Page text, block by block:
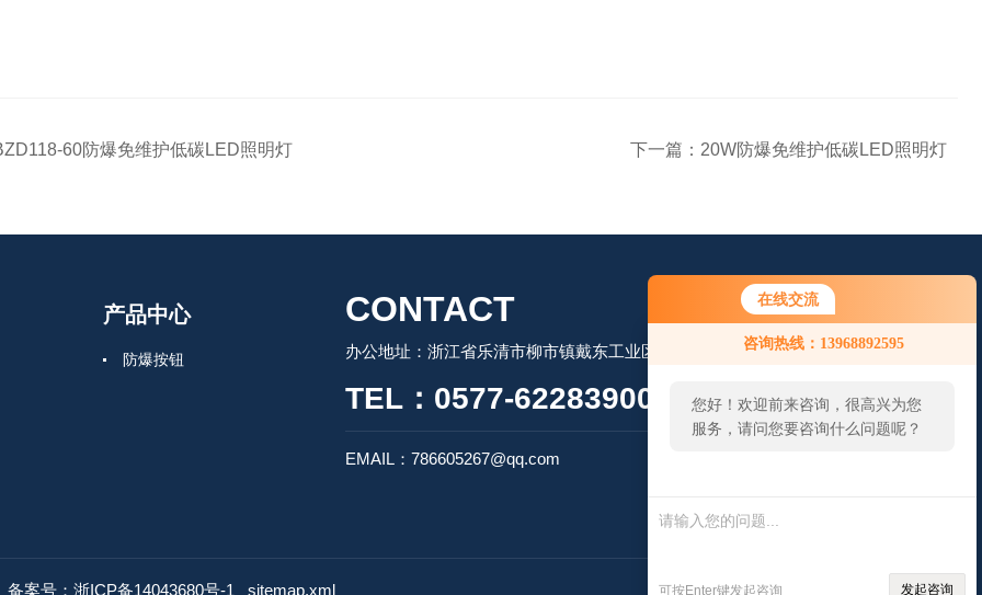
在线交流
咨询热线：13968892595
您好！欢迎前来咨询，很高兴为您
服务，请问您要咨询什么问题呢？
可按Enter键发起咨询 发起咨询
60防爆免维护低碳LED照明灯 下一篇： 20W防爆免维护低碳LED照明灯
产品中心
防爆按钮
CONTACT
办公地址：浙江省乐清市柳市镇戴东工业区
TEL：0577-62283900
EMAIL：786605267@qq.com
备案号：浙ICP备14043680号-1 sitemap.xml 技术支持： 管理登陆